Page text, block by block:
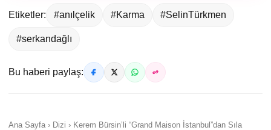
Etiketler: #anılçelik #Karma #SelinTürkmen
#serkandağlı
Bu haberi paylaş:
Ana Sayfa › Dizi › Kerem Bürsin’li “Grand Maison İstanbul”dan Sıla